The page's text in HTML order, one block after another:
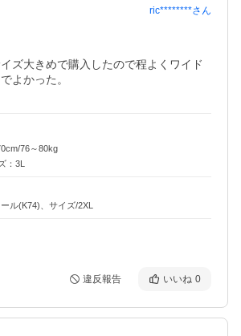
ric********さん
ズ大きめで購入したので程よくワイド
よかった。
76～80kg
：3L
ル(K74)、サイズ/2XL
違反報告 いいね 0